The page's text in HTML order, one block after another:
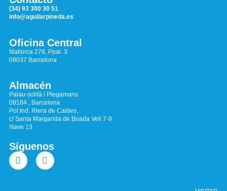
(34) 93 300 30 51
info@aguilarpineda.es
Oficina Central
Mallorca 279, Ppal. 3
08037 Barcelona
Almacén
Palau-solità i Plegamans
08184 , Barcelona
Pol.Ind. Riera de Caldes,
c/ Santa Margarida de Boada Vell 7-9
Nave 13
Síguenos